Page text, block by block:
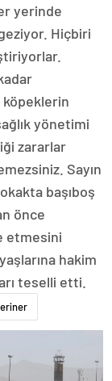
yerinde
Hiçbiri
köpeklerin
yönetimi
zararlar
Sayın
başıboş
önce
etmesini
hakim
teselli etti.